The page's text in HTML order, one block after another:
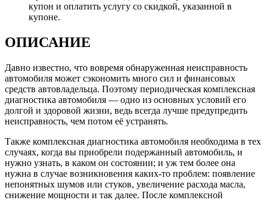
купон и оплатить услугу со скидкой, указанной в
купоне.
ОПИСАНИЕ
Давно известно, что вовремя обнаруженная неисправность
автомобиля может сэкономить много сил и финансовых
средств автовладельца. Поэтому периодическая комплексная
диагностика автомобиля — одно из основных условий его
долгой и здоровой жизни, ведь всегда лучше предупредить
неисправность, чем потом её устранять.
Также комплексная диагностика автомобиля необходима в тех
случаях, когда вы приобрели подержанный автомобиль, и
нужно узнать, в каком он состоянии; и уж тем более она
нужна в случае возникновения каких-то проблем: появление
непонятных шумов или стуков, увеличение расхода масла,
снижение мощности и так далее. После комплексной